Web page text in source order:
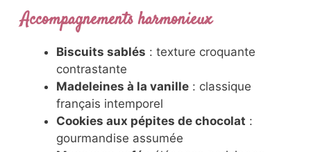
Art du dressage
Versez délicatement votre
recette café
frappé lait
pour préserver la mousse
naturelle. Créez des effets visuels en versant
le caramel liquide en spirale sur les parois du
verre. Cette technique professionnelle
impressionne vos invités.